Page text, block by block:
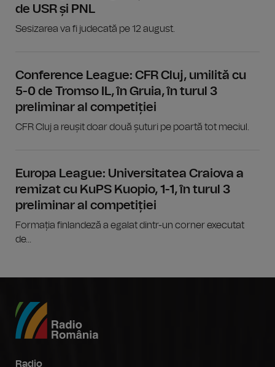
de USR și PNL
Sesizarea va fi judecată pe 12 august.
Conference League: CFR Cluj, umilită cu
5-0 de Tromso IL, în Gruia, în turul 3
preliminar al competiției
CFR Cluj a reușit doar două șuturi pe poartă tot meciul.
Europa League: Universitatea Craiova a
remizat cu KuPS Kuopio, 1-1, în turul 3
preliminar al competiției
Formația finlandeză a egalat dintr-un corner executat
de...
Radio